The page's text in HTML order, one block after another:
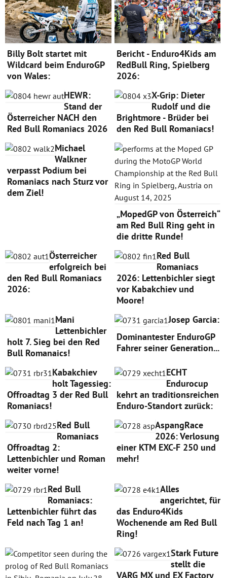
Billy Bolt startet mit
Wildcard beim EnduroGP
von Wales:
Bericht - Enduro4Kids am
RedBull Ring, Spielberg
2026:
HEWR:
Stand der
Österreicher NACH den
Red Bull Romaniacs 2026
X-Grip: Dieter
Rudolf und die
Brightmore - Brüder bei
den Red Bull Romaniacs!
Michael
Walkner
verpasst Podium bei
Romaniacs nach Sturz vor
dem Ziel!
„MopedGP von Österreich“
am Red Bull Ring geht in
die dritte Runde!
Österreicher
erfolgreich bei
den Red Bull Romaniacs
2026:
Red Bull
Romaniacs
2026: Lettenbichler siegt
vor Kabakchiev und
Moore!
Mani
Lettenbichler
holt 7. Sieg bei den Red
Bull Romanaics!
Josep Garcia:
Dominantester EnduroGP
Fahrer seiner Generation...
Kabakchiev
holt Tagessieg:
Offroadtag 3 der Red Bull
Romaniacs!
ECHT
Endurocup
kehrt an traditionsreichen
Enduro-Standort zurück:
Red Bull
Romaniacs
Offroadtag 2:
Lettenbichler und Roman
weiter vorne!
AspangRace
2026: Verlosung
einer KTM EXC-F 250 und
mehr!
Red Bull
Romaniacs:
Lettenbichler führt das
Feld nach Tag 1 an!
Alles
angerichtet, für
das Enduro4Kids
Wochenende am Red Bull
Ring!
Stark Future
stellt die
VARG MX und EX Factory